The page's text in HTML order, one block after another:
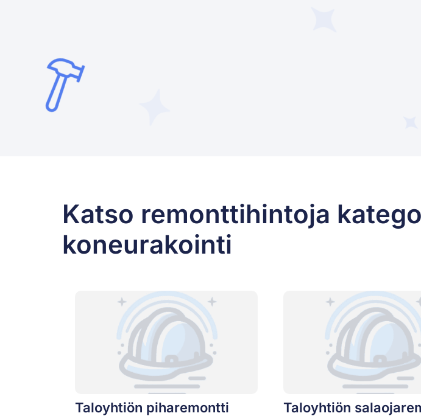
Katso remonttihintoja
koneurakointi
Taloyhtiön piharemontti Taloyhtiön